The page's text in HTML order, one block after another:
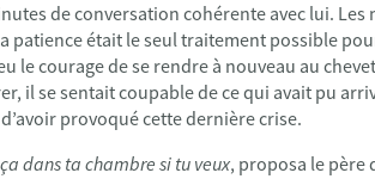
de conversation cohérente avec lui.
patience était le seul traitement possible
le courage de se rendre à nouveau au
il se sentait coupable de ce qui avait pu
provoqué cette dernière crise.
dans ta chambre si tu veux, proposa le père